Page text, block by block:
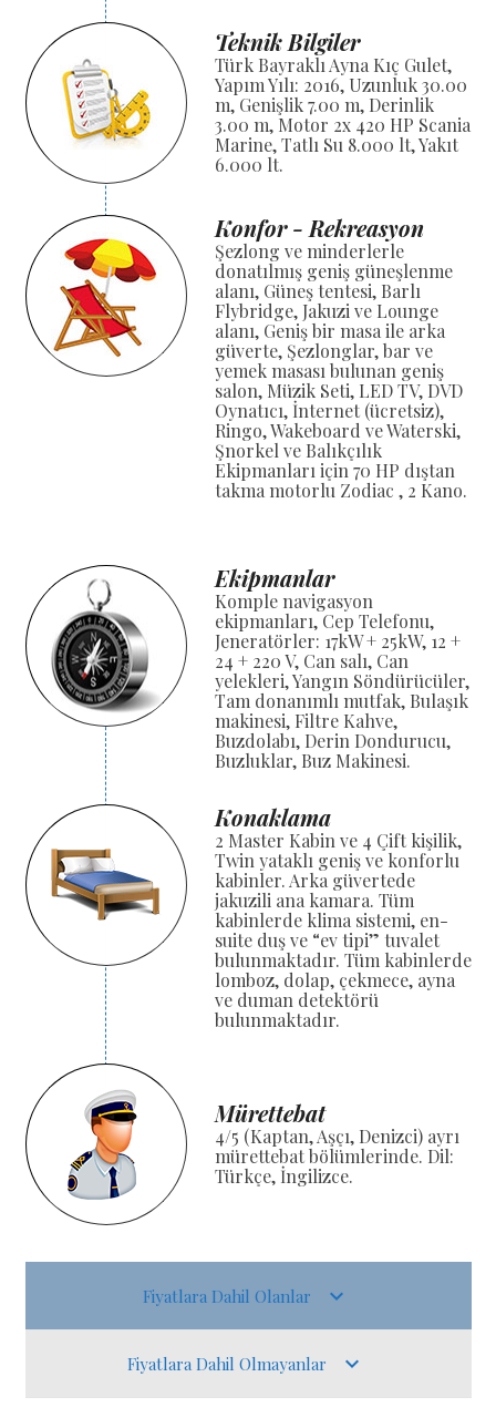
Teknik Bilgiler
Türk Bayraklı Ayna Kıç Gulet,
Yapım Yılı: 2016, Uzunluk 30.00
m, Genişlik 7.00 m, Derinlik
3.00 m, Motor 2x 420 HP Scania
Marine, Tatlı Su 8.000 lt, Yakıt
6.000 lt.
Konfor - Rekreasyon
Şezlong ve minderlerle
donatılmış geniş güneşlenme
alanı, Güneş tentesi, Barlı
Flybridge, Jakuzi ve Lounge
alanı, Geniş bir masa ile arka
güverte, Şezlonglar, bar ve
yemek masası bulunan geniş
salon, Müzik Seti, LED TV, DVD
Oynatıcı, İnternet (ücretsiz),
Ringo, Wakeboard ve Waterski,
Şnorkel ve Balıkçılık
Ekipmanları için 70 HP dıştan
takma motorlu Zodiac , 2 Kano.
Ekipmanlar
Komple navigasyon
ekipmanları, Cep Telefonu,
Jeneratörler: 17kW + 25kW, 12 +
24 + 220 V, Can salı, Can
yelekleri, Yangın Söndürücüler,
Tam donanımlı mutfak, Bulaşık
makinesi, Filtre Kahve,
Buzdolabı, Derin Dondurucu,
Buzluklar, Buz Makinesi.
Konaklama
2 Master Kabin ve 4 Çift kişilik,
Twin yataklı geniş ve konforlu
kabinler. Arka güvertede
jakuzili ana kamara. Tüm
kabinlerde klima sistemi, en-
suite duş ve “ev tipi” tuvalet
bulunmaktadır. Tüm kabinlerde
lomboz, dolap, çekmece, ayna
ve duman detektörü
bulunmaktadır.
Mürettebat
4/5 (Kaptan, Aşçı, Denizci) ayrı
mürettebat bölümlerinde. Dil:
Türkçe, İngilizce.
Fiyatlara Dahil Olanlar
Fiyatlara Dahil Olmayanlar